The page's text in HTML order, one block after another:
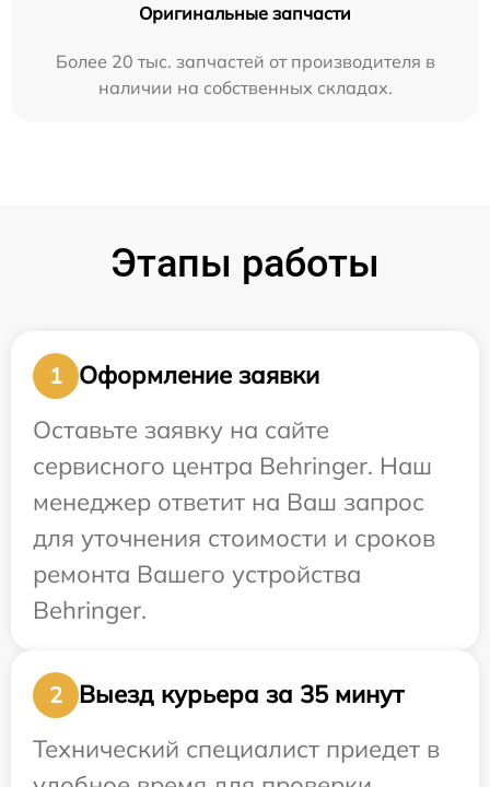
Оригинальные запчасти
Более 20 тыс. запчастей от производителя в
наличии на собственных складах.
Этапы работы
1
Оформление заявки
Оставьте заявку на сайте
сервисного центра Behringer. Наш
менеджер ответит на Ваш запрос
для уточнения стоимости и сроков
ремонта Вашего устройства
Behringer.
2
Выезд курьера за 35 минут
Технический специалист приедет в